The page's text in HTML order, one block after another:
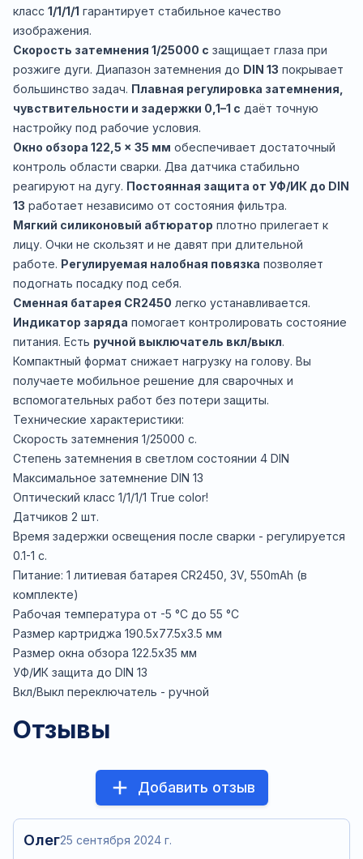
класс 1/1/1/1 гарантирует стабильное качество
изображения.
Скорость затемнения 1/25000 с защищает глаза при
розжиге дуги. Диапазон затемнения до DIN 13 покрывает
большинство задач. Плавная регулировка затемнения,
чувствительности и задержки 0,1–1 с даёт точную
настройку под рабочие условия.
Окно обзора 122,5 × 35 мм обеспечивает достаточный
контроль области сварки. Два датчика стабильно
реагируют на дугу. Постоянная защита от УФ/ИК до DIN
13 работает независимо от состояния фильтра.
Мягкий силиконовый абтюратор плотно прилегает к
лицу. Очки не скользят и не давят при длительной
работе. Регулируемая налобная повязка позволяет
подогнать посадку под себя.
Сменная батарея CR2450 легко устанавливается.
Индикатор заряда помогает контролировать состояние
питания. Есть ручной выключатель вкл/выкл.
Компактный формат снижает нагрузку на голову. Вы
получаете мобильное решение для сварочных и
вспомогательных работ без потери защиты.
Технические характеристики:
Скорость затемнения 1/25000 с.
Степень затемнения в светлом состоянии 4 DIN
Максимальное затемнение DIN 13
Оптический класс 1/1/1/1 True color!
Датчиков 2 шт.
Время задержки освещения после сварки - регулируется
0.1-1 с.
Питание: 1 литиевая батарея CR2450, 3V, 550mAh (в
комплекте)
Рабочая температура от -5 °C до 55 °C
Размер картриджа 190.5х77.5х3.5 мм
Размер окна обзора 122.5х35 мм
УФ/ИК защита до DIN 13
Вкл/Выкл переключатель - ручной
Отзывы
Добавить отзыв
Олег25 сентября 2024 г.